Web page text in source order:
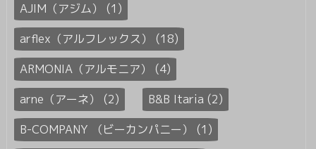
AJIM（アジム） (1)
arflex（アルフレックス） (18)
ARMONIA（アルモニア） (4)
arne（アーネ） (2)
B&B Itaria (2)
B-COMPANY （ビーカンパニー） (1)